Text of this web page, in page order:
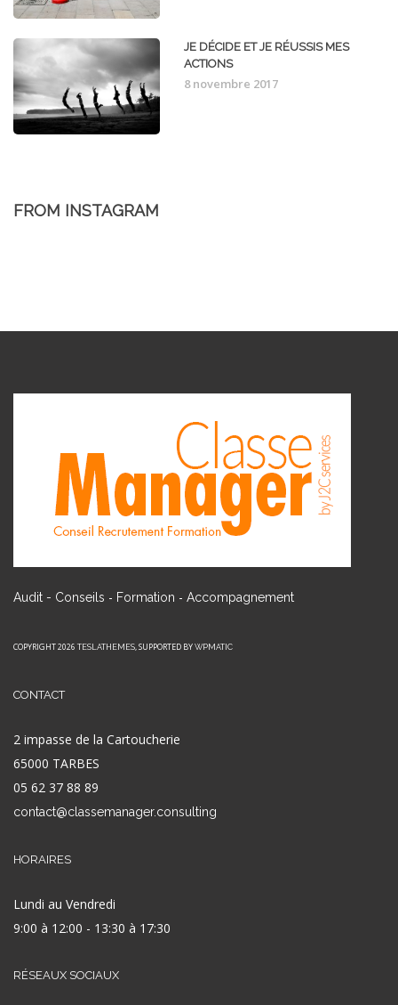
JE DÉCIDE ET JE RÉUSSIS MES
ACTIONS
8 novembre 2017
FROM INSTAGRAM
Audit - Conseils - Formation - Accompagnement
COPYRIGHT 2026 TESLATHEMES, SUPPORTED BY WPMATIC
CONTACT
2 impasse de la Cartoucherie
65000 TARBES
05 62 37 88 89
contact@classemanager.consulting
HORAIRES
Lundi au Vendredi
9:00 à 12:00 - 13:30 à 17:30
RÉSEAUX SOCIAUX